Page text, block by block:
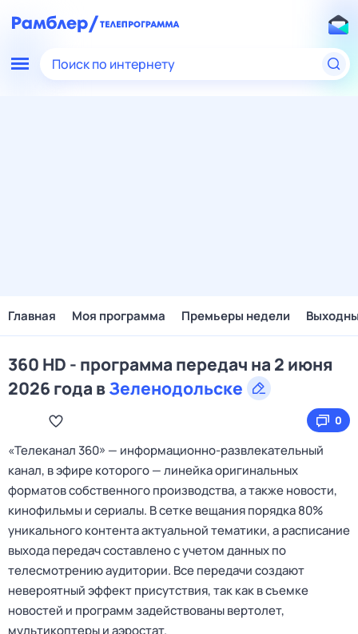
Поиск по интернету
Главная Моя программа Премьеры недели
360 HD - программа передач на 2 июня
2026 года вЗеленодольске
0
«Телеканал 360» — информационно‑развлекательный
канал, в эфире которого — линейка оригинальных
форматов собственного производства, а также новости,
кинофильмы и сериалы. В сетке вещания порядка 80%
уникального контента актуальной тематики, а расписание
выхода передач составлено с учетом данных по
телесмотрению аудитории. Все передачи создают
невероятный эффект присутствия, так как в съемке
новостей и программ задействованы вертолет,
мультикоптеры и аэростат.